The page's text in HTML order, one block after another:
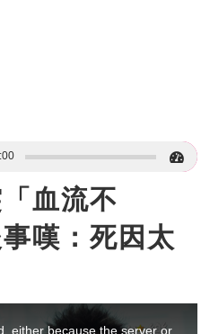
血流不
嘆：死因太
either because the server or